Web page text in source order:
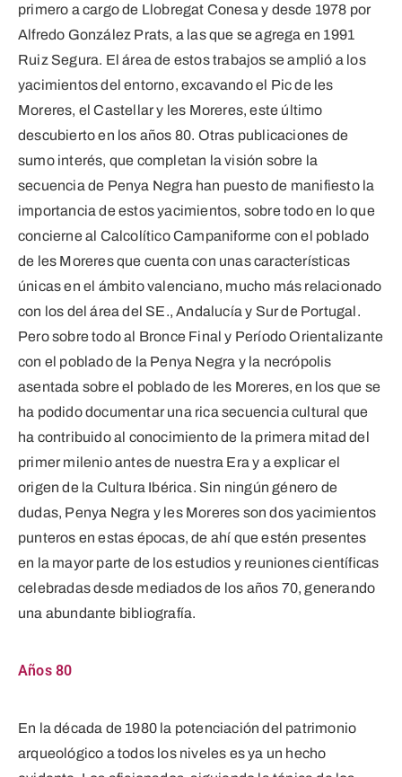
primero a cargo de Llobregat Conesa y desde 1978 por
Alfredo González Prats, a las que se agrega en 1991
Ruiz Segura. El área de estos trabajos se amplió a los
yacimientos del entorno, excavando el Pic de les
Moreres, el Castellar y les Moreres, este último
descubierto en los años 80. Otras publicaciones de
sumo interés, que completan la visión sobre la
secuencia de Penya Negra han puesto de manifiesto la
importancia de estos yacimientos, sobre todo en lo que
concierne al Calcolítico Campaniforme con el poblado
de les Moreres que cuenta con unas características
únicas en el ámbito valenciano, mucho más relacionado
con los del área del SE., Andalucía y Sur de Portugal.
Pero sobre todo al Bronce Final y Período Orientalizante
con el poblado de la Penya Negra y la necrópolis
asentada sobre el poblado de les Moreres, en los que se
ha podido documentar una rica secuencia cultural que
ha contribuido al conocimiento de la primera mitad del
primer milenio antes de nuestra Era y a explicar el
origen de la Cultura Ibérica. Sin ningún género de
dudas, Penya Negra y les Moreres son dos yacimientos
punteros en estas épocas, de ahí que estén presentes
en la mayor parte de los estudios y reuniones científicas
celebradas desde mediados de los años 70, generando
una abundante bibliografía.
Años 80
En la década de 1980 la potenciación del patrimonio
arqueológico a todos los niveles es ya un hecho